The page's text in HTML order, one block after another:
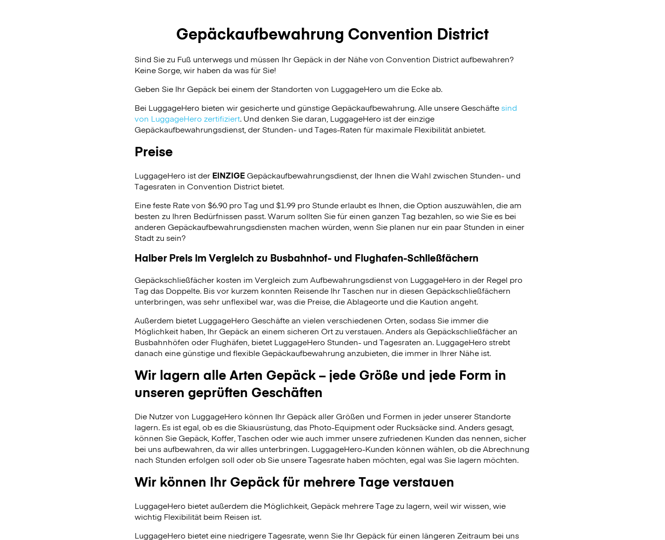
Gepäckaufbewahrung Convention District
Sind Sie zu Fuß unterwegs und müssen Ihr Gepäck in der Nähe von Convention District aufbewahren?
Keine Sorge, wir haben da was für Sie!
Geben Sie Ihr Gepäck bei einem der Standorten von LuggageHero um die Ecke ab.
Bei LuggageHero bieten wir gesicherte und günstige Gepäckaufbewahrung. Alle unsere Geschäftesind
von LuggageHero zertifiziert. Und denken Sie daran, LuggageHero ist der einzige
Gepäckaufbewahrungsdienst, der Stunden- und Tages-Raten für maximale Flexibilität anbietet.
Preise
LuggageHero ist der EINZIGEGepäckaufbewahrungsdienst, der Ihnen die Wahl zwischen Stunden- und
Tagesraten in Convention District bietet.
Eine feste Rate von $6.90 pro Tag und $1.99 pro Stunde erlaubt es Ihnen, die Option auszuwählen, die am
besten zu Ihren Bedürfnissen passt. Warum sollten Sie für einen ganzen Tag bezahlen, so wie Sie es bei
anderen Gepäckaufbewahrungsdiensten machen würden, wenn Sie planen nur ein paar Stunden in einer
Stadt zu sein?
Halber Preis im Vergleich zu Busbahnhof- und Flughafen-Schließfächern
Gepäckschließfächer kosten im Vergleich zum Aufbewahrungsdienst von LuggageHero in der Regel pro
Tag das Doppelte. Bis vor kurzem konnten Reisende Ihr Taschen nur in diesen Gepäckschließfächern
unterbringen, was sehr unflexibel war, was die Preise, die Ablageorte und die Kaution angeht.
Außerdem bietet LuggageHero Geschäfte an vielen verschiedenen Orten, sodass Sie immer die
Möglichkeit haben, Ihr Gepäck an einem sicheren Ort zu verstauen. Anders als Gepäckschließfächer an
Busbahnhöfen oder Flughäfen, bietet LuggageHero Stunden- und Tagesraten an. LuggageHero strebt
danach eine günstige und flexible Gepäckaufbewahrung anzubieten, die immer in Ihrer Nähe ist.
Wir lagern alle Arten Gepäck – jede Größe und jede Form in
unseren geprüften Geschäften
Die Nutzer von LuggageHero können Ihr Gepäck aller Größen und Formen in jeder unserer Standorte
lagern. Es ist egal, ob es die Skiausrüstung, das Photo-Equipment oder Rucksäcke sind. Anders gesagt,
können Sie Gepäck, Koffer, Taschen oder wie auch immer unsere zufriedenen Kunden das nennen, sicher
bei uns aufbewahren, da wir alles unterbringen. LuggageHero-Kunden können wählen, ob die Abrechnung
nach Stunden erfolgen soll oder ob Sie unsere Tagesrate haben möchten, egal was Sie lagern möchten.
Wir können Ihr Gepäck für mehrere Tage verstauen
LuggageHero bietet außerdem die Möglichkeit, Gepäck mehrere Tage zu lagern, weil wir wissen, wie
wichtig Flexibilität beim Reisen ist.
LuggageHero bietet eine niedrigere Tagesrate, wenn Sie Ihr Gepäck für einen längeren Zeitraum bei uns